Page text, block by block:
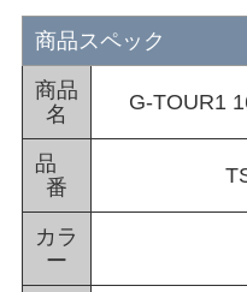
商品スペック
商品
名
G-TOUR1
品
番
カラ
ー